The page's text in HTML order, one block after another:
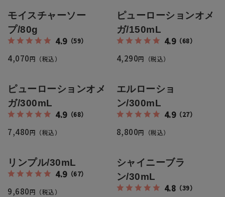
サプリメント
ヘアケア
シミ・くすみ
たるみ・むくみ
ご注文方法
お支払方法
送料・配送について
返品・交換・キャンセルについて
定期便サービスについて
定期便サービスご利用ガイド
プライバシーポリシー
モイスチャーソー
プ/80g
4.9（59）
4,070円（税込）
ピューローションオメ
ガ/150mL
4.9（68）
4,290円（税込）
ピューローションオメ
ガ/300mL
4.9（68）
7,480円（税込）
エルローショ
ン/300mL
4.9（27）
8,800円（税込）
リンプル/30mL
4.9（67）
9,680円（税込）
シャイニーブラ
ン/30mL
4.8 （39）